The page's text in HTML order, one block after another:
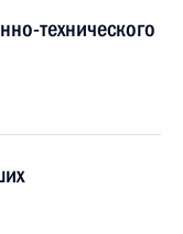
технического